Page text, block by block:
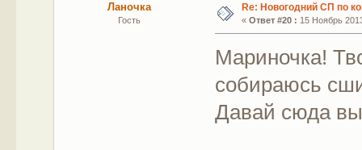
Ланочка
Гость
Re: Новогодний СП по
« Ответ #20 : 15 Ноябрь
Мариночка!
собираюсь
Давай сюда